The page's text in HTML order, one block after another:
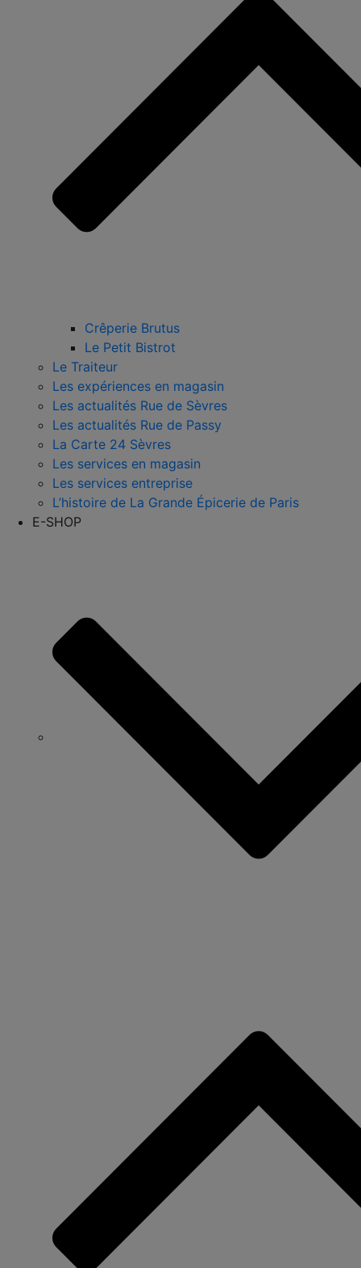
Crêperie Brutus
Le Petit Bistrot
Le Traiteur
Les expériences en magasin
Les actualités Rue de Sèvres
Les actualités Rue de Passy
La Carte 24 Sèvres
Les services en magasin
Les services entreprise
L’histoire de La Grande Épicerie de Paris
E-SHOP